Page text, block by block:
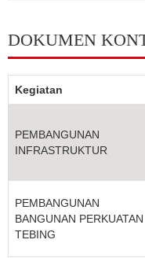
DOKUMEN
Kegiatan
PEMBANGUNAN
INFRASTRUKTUR
PEMBANGUNAN
BANGUNAN PERKUATAN
TEBING